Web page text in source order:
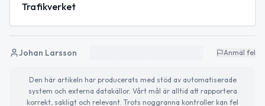
Trafikverket
Johan Larsson Anmäl fel
Den här artikeln har producerats med stöd av automatiserade
system och externa datakällor. Vårt mål är alltid att rapportera
korrekt, sakligt och relevant. Trots noggranna kontroller kan fel